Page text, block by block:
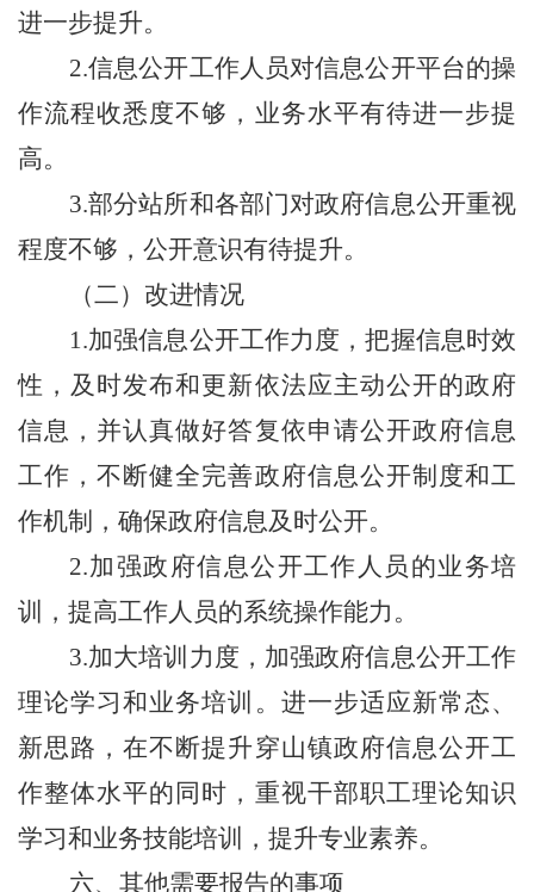
进一步提升。
2.信息公开工作人员对信息公开平台的操
作流程收悉度不够，业务水平有待进一步提
高。
3.部分站所和各部门对政府信息公开重视
程度不够，公开意识有待提升。
（二）改进情况
1.加强信息公开工作力度，把握信息时效
性，及时发布和更新依法应主动公开的政府
信息，并认真做好答复依申请公开政府信息
工作，不断健全完善政府信息公开制度和工
作机制，确保政府信息及时公开。
2.加强政府信息公开工作人员的业务培
训，提高工作人员的系统操作能力。
3.加大培训力度，加强政府信息公开工作
理论学习和业务培训。进一步适应新常态、
新思路，在不断提升穿山镇政府信息公开工
作整体水平的同时，重视干部职工理论知识
学习和业务技能培训，提升专业素养。
六、其他需要报告的事项